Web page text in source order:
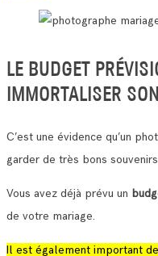
LE BUDGET
IMMORTALISER
C’est une évidence qu’un
garder de très bons
Vous avez déjà prévu un
de votre mariage.
Il est également important